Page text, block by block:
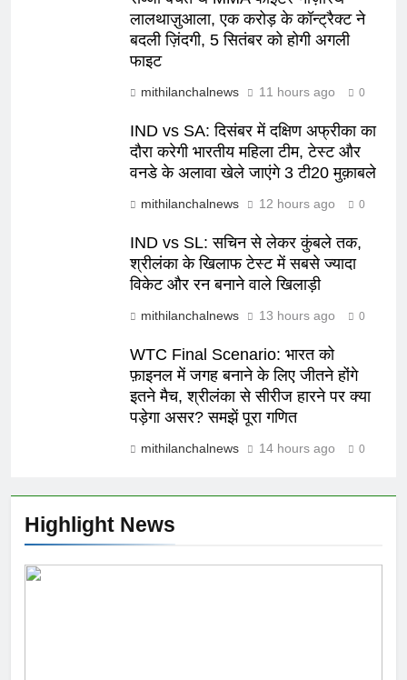
Highlight News
लालथाज़ुआला, एक करोड़ के कॉन्ट्रैक्ट ने
बदली ज़िंदगी, 5 सितंबर को होगी अगली
फाइट
mithilanchalnews 11 hours ago 0
IND vs SA: दिसंबर में दक्षिण अफ्रीका का
दौरा करेगी भारतीय महिला टीम, टेस्ट और
वनडे के अलावा खेले जाएंगे 3 टी20 मुक़ाबले
mithilanchalnews 12 hours ago 0
IND vs SL: सचिन से लेकर कुंबले तक,
श्रीलंका के खिलाफ टेस्ट में सबसे ज्यादा
विकेट और रन बनाने वाले खिलाड़ी
mithilanchalnews 13 hours ago 0
WTC Final Scenario: भारत को
फ़ाइनल में जगह बनाने के लिए जीतने होंगे
इतने मैच, श्रीलंका से सीरीज हारने पर क्या
पड़ेगा असर? समझें पूरा गणित
mithilanchalnews 14 hours ago 0